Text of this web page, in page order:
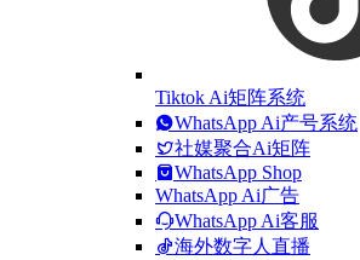
Tiktok Ai矩阵系统
WhatsApp Ai产号系统
社媒聚合Ai矩阵
WhatsApp Shop
WhatsApp Ai广告
WhatsApp Ai客服
海外数字人直播